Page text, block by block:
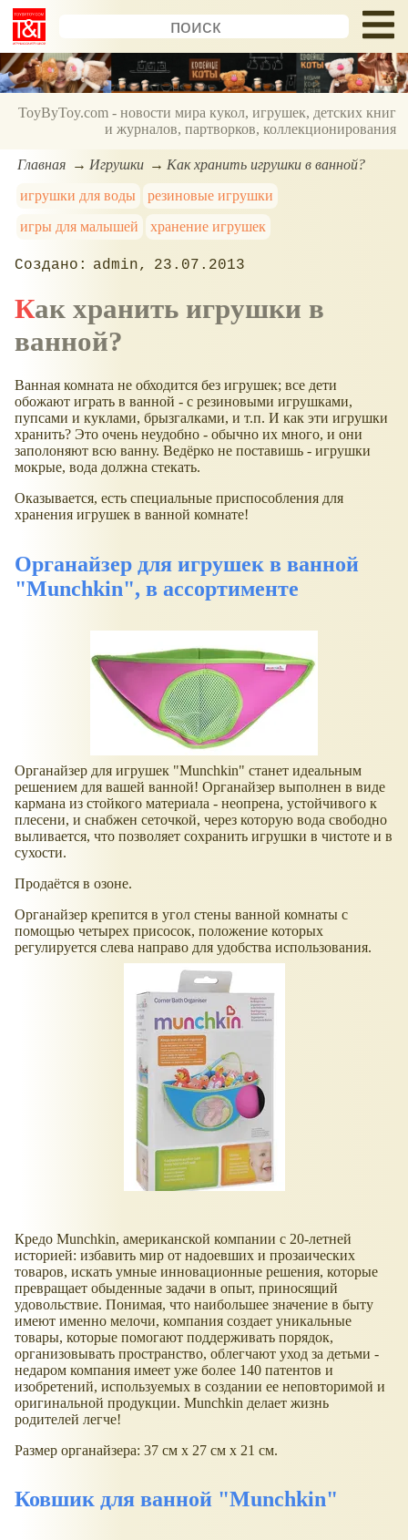
ToyByToy.com - новости мира кукол, игрушек, детских книг
и журналов, партворков, коллекционирования
Главная Игрушки
Как хранить игрушки в ванной?
игрушки для воды
резиновые игрушки
игры для малышей
хранение игрушек
admin 23.07.2013
Как хранить игрушки в
ванной?
Ванная комната не обходится без игрушек; все дети
обожают играть в ванной - с резиновыми игрушками,
пупсами и куклами, брызгалками, и т.п. И как эти игрушки
хранить? Это очень неудобно - обычно их много, и они
заполоняют всю ванну. Ведёрко не поставишь - игрушки
мокрые, вода должна стекать.
Оказывается, есть специальные приспособления для
хранения игрушек в ванной комнате!
Органайзер для игрушек в ванной
"Munchkin", в ассортименте
Органайзер для игрушек "Munchkin" станет идеальным
решением для вашей ванной! Органайзер выполнен в виде
кармана из стойкого материала - неопрена, устойчивого к
плесени, и снабжен сеточкой, через которую вода свободно
выливается, что позволяет сохранить игрушки в чистоте и в
сухости.
Продаётся в озоне.
Органайзер крепится в угол стены ванной комнаты с
помощью четырех присосок, положение которых
регулируется слева направо для удобства использования.
Кредо Munchkin, американской компании с 20-летней
историей: избавить мир от надоевших и прозаических
товаров, искать умные инновационные решения, которые
превращает обыденные задачи в опыт, приносящий
удовольствие. Понимая, что наибольшее значение в быту
имеют именно мелочи, компания создает уникальные
товары, которые помогают поддерживать порядок,
организовывать пространство, облегчают уход за детьми -
недаром компания имеет уже более 140 патентов и
изобретений, используемых в создании ее неповторимой и
оригинальной продукции. Munchkin делает жизнь
родителей легче!
Размер органайзера: 37 см х 27 см х 21 см.
Ковшик для ванной "Munchkin"